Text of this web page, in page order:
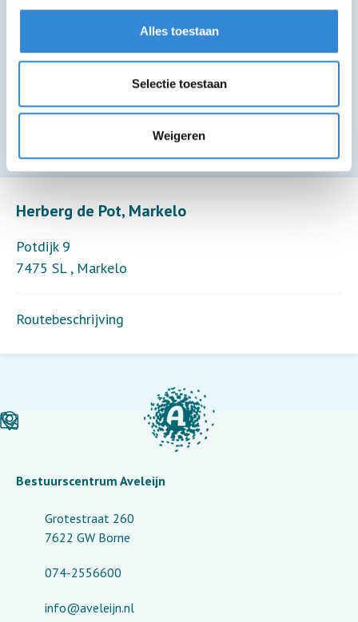
Alles toestaan
Selectie toestaan
Weigeren
Leaflet| ©OpenStreetMapcontributors
Herberg de Pot, Markelo
Potdijk 9
7475 SL , Markelo
Routebeschrijving
Deze activiteit is inclusief een drankje.
deelnemers per toezichthouder).
Bestuurscentrum Aveleijn
Grotestraat 260
7622 GW Borne
074-2556600
info@aveleijn.nl